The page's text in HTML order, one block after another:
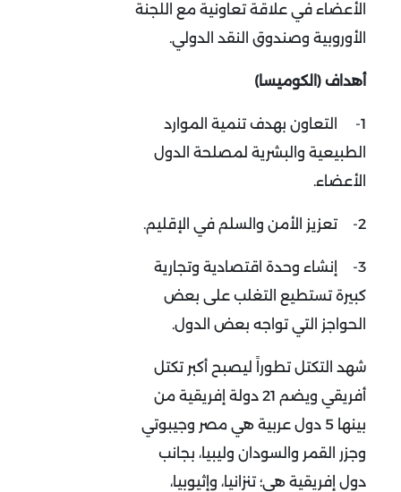
الأعضاء في علاقة تعاونية مع اللجنة
الأوروبية وصندوق النقد الدولي.
أهداف (الكوميسا)
1-
التعاون بهدف تنمية الموارد
الطبيعية والبشرية لمصلحة الدول
الأعضاء.
2- تعزيز الأمن والسلم في الإقليم.
3-
إنشاء وحدة اقتصادية وتجارية
كبيرة تستطيع التغلب على بعض
الحواجز التي تواجه بعض الدول.
شهد التكتل تطوراً ليصبح أكبر تكتل
أفريقي ويضم 21 دولة إفريقية من
بينها 5 دول عربية هي مصر وجيبوتي
وجزر القمر والسودان وليبيا، بجانب
دول إفريقية هي؛ تنزانيا، وإثيوبيا،